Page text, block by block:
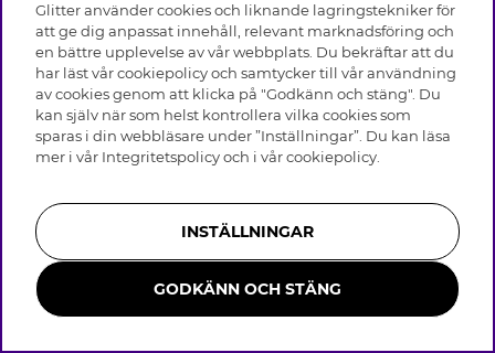
Leverans
Villkor
Integritetspolicy
Cookies
Medlemsvillkor
Jobba hos Glitter
Återkallelse
OM GLITTER
Black Friday
Våra butiker
Varumärken
Företagshistoria
Visselblåsning
Press & Samarbeten
HJÄLP
Vanliga frågor
Kundservice
Skötselråd skinnhandskar
Storleksguide för ringar
Smycken i rostfritt stål
Bli medlem
Glitter använder cookies och liknande lagringstekniker för
att ge dig anpassat innehåll, relevant marknadsföring och
en bättre upplevelse av vår webbplats. Du bekräftar att du
har läst vår cookiepolicy och samtycker till vår användning
av cookies genom att klicka på "Godkänn och stäng". Du
kan själv när som helst kontrollera vilka cookies som
sparas i din webbläsare under ”Inställningar”. Du kan läsa
mer i vår Integritetspolicyoch i vårcookiepolicy
INSTÄLLNINGAR
GODKÄNN OCH STÄNG